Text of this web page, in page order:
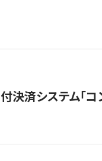
決済システム「